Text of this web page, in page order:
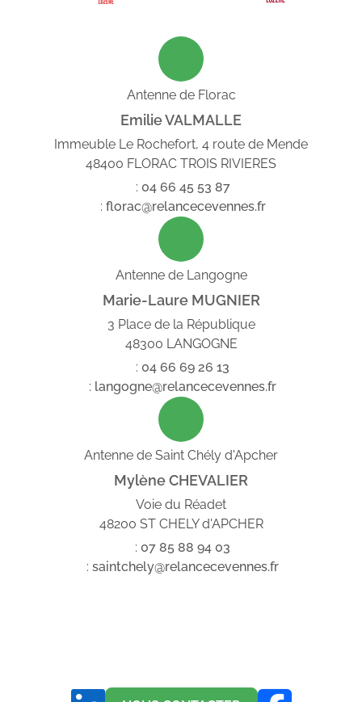
Antenne de Florac
Emilie VALMALLE
Immeuble Le Rochefort, 4 route de Mende
48400 FLORAC TROIS RIVIERES
: 04 66 45 53 87
: florac@relancecevennes.fr
Antenne de Langogne
Marie-Laure MUGNIER
3 Place de la République
48300 LANGOGNE
: 04 66 69 26 13
: langogne@relancecevennes.fr
Antenne de Saint Chély d'Apcher
Mylène CHEVALIER
Voie du Réadet
48200 ST CHELY d'APCHER
: 07 85 88 94 03
: saintchely@relancecevennes.fr